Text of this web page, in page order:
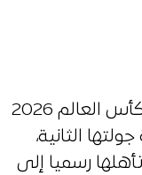
بدأت ملامح الأدوار الإقصائية في كأس العالم 2026
الثانية،
تأهلها رسميا إلى